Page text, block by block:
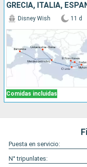
GRECIA, ITALIA,
Comidas incluidas
Disney Wish 11 d
Puesta en servicio:
N° tripunlates: